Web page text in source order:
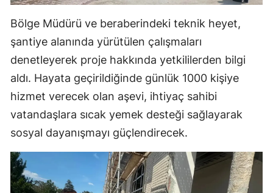
Hakkari
Hatay
Mersin
İstanbul
İzmir
Kars
Bölge Müdürü ve beraberindeki teknik heyet,
şantiye alanında yürütülen çalışmaları
denetleyerek proje hakkında yetkililerden bilgi
aldı. Hayata geçirildiğinde günlük 1000 kişiye
hizmet verecek olan aşevi, ihtiyaç sahibi
vatandaşlara sıcak yemek desteği sağlayarak
sosyal dayanışmayı güçlendirecek.